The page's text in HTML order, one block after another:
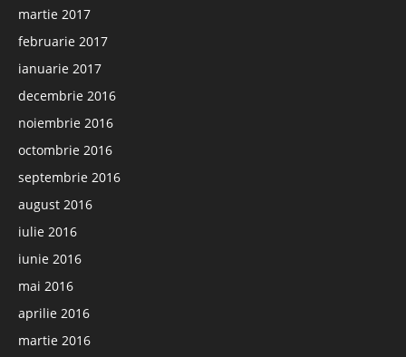
martie 2017
februarie 2017
ianuarie 2017
decembrie 2016
noiembrie 2016
octombrie 2016
septembrie 2016
august 2016
iulie 2016
iunie 2016
mai 2016
aprilie 2016
martie 2016